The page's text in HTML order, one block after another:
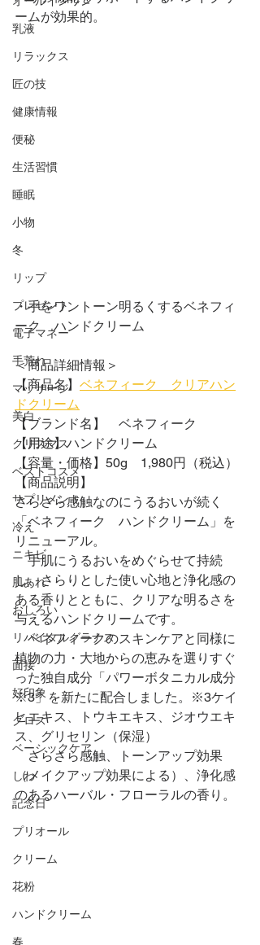
乳液
リラックス
匠の技
健康情報
便秘
生活習慣
睡眠
小物
冬
リップ
プレゼント
電子マネー
手荒れ
マッサージ
美白
クリスマス
ベストコスメ
サプリメント
冷え
ニキビ
肌あれ
おしろい
リバイタルグラナス
面接
好印象
グロス
ベーシックケア
しわ
記念日
プリオール
クリーム
花粉
ハンドクリーム
春
ームが効果的。
・手をワントーン明るくするベネフィ
ーク　ハンドクリーム
＜商品詳細情報＞
【商品名】 ベネフィーク　クリアハン
ドクリーム
【ブランド名】　ベネフィーク
【用途】ハンドクリーム
【容量・価格】50g　1,980円（税込）
【商品説明】
さらさら感触なのにうるおいが続く
「ベネフィーク　ハンドクリーム」を
リニューアル。
手肌にうるおいをめぐらせて持続
し、さらりとした使い心地と浄化感の
ある香りとともに、クリアな明るさを
与えるハンドクリームです。
ベネフィークのスキンケアと同様に
植物の力・大地からの恵みを選りすぐ
った独自成分「パワーボタニカル成分
※3」を新たに配合しました。※3ケイ
ヒエキス、トウキエキス、ジオウエキ
ス、グリセリン（保湿）
さらさら感触、トーンアップ効果
（メイクアップ効果による）、浄化感
のあるハーバル・フローラルの香り。